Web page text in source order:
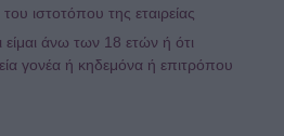
του ιστοτόπου της εταιρείας
άνω των 18 ετών ή ότι
γονέα ή κηδεμόνα ή επιτρόπου